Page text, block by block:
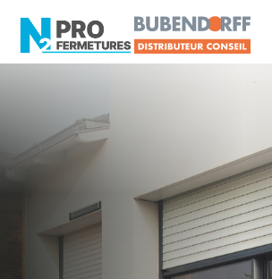
MAINE-ET-LOIRE -
Volet roulant
Segré-en-Anjou
Artisan, Menuisier, TPE ou PME